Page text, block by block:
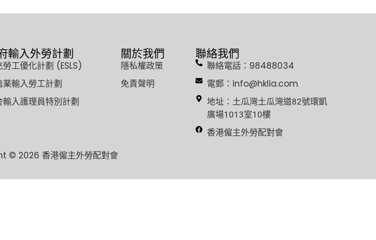
輸入外勞計劃
勞工優化計劃 (ESLS)
業輸入勞工計劃
輸入護理員特別計劃
關於我們
隱私權政策
免責聲明
聯絡我們
聯絡電話：98488034
電郵：info@hklia.com
地址：土瓜灣土瓜灣道82號環凱
廣場1013室10樓
香港僱主外勞配對會
© 2026 香港僱主外勞配對會